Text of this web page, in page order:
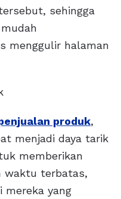
sehingga
menggulir halaman
produk,
menjadi daya tarik
memberikan
waktu terbatas,
mereka yang